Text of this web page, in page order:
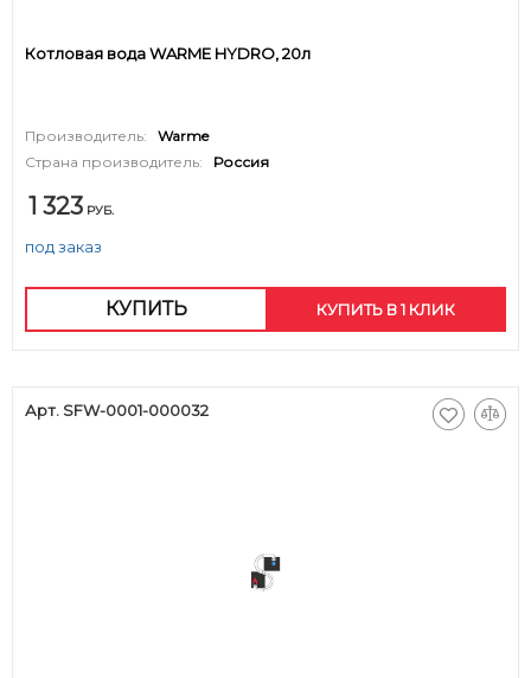
Котловая вода WARME HYDRO, 20л
Производитель:
Warme
Страна производитель:
Россия
1 323 РУБ.
под заказ
КУПИТЬ КУПИТЬ В 1 КЛИК
Арт. SFW-0001-000032